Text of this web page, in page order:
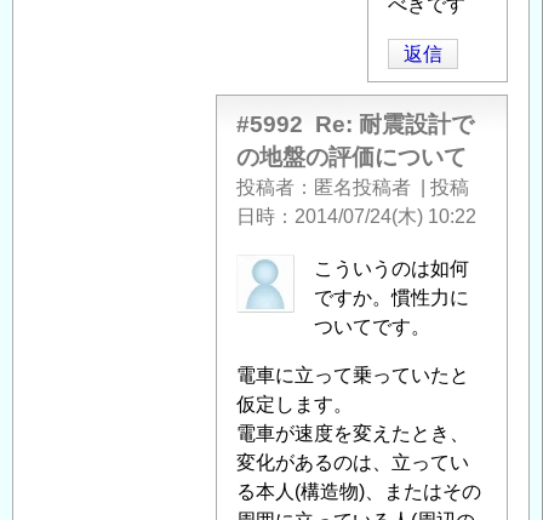
る
耐
震
設
計
で
の
盤
の
評
に
い
て」
へ
べきです
返信
#5992 Re: 耐震設計で
の地盤の評価について
投稿者 匿名投稿者
投稿
日時
2014/07/24(木) 10:22
匿
名
者
に
よ
る
「Re:
こういうのは如何
ですか。慣性力に
ついてです。
電車に立って乗っていたと
仮定します。
電車が速度を変えたとき、
変化があるのは、立ってい
る本人(構造物)、またはその